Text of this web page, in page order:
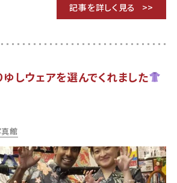
記事を詳しく見る
しウェアを選んでくれました
館